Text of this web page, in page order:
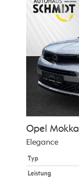
Opel Mokka
Elegance
Typ
Leistung